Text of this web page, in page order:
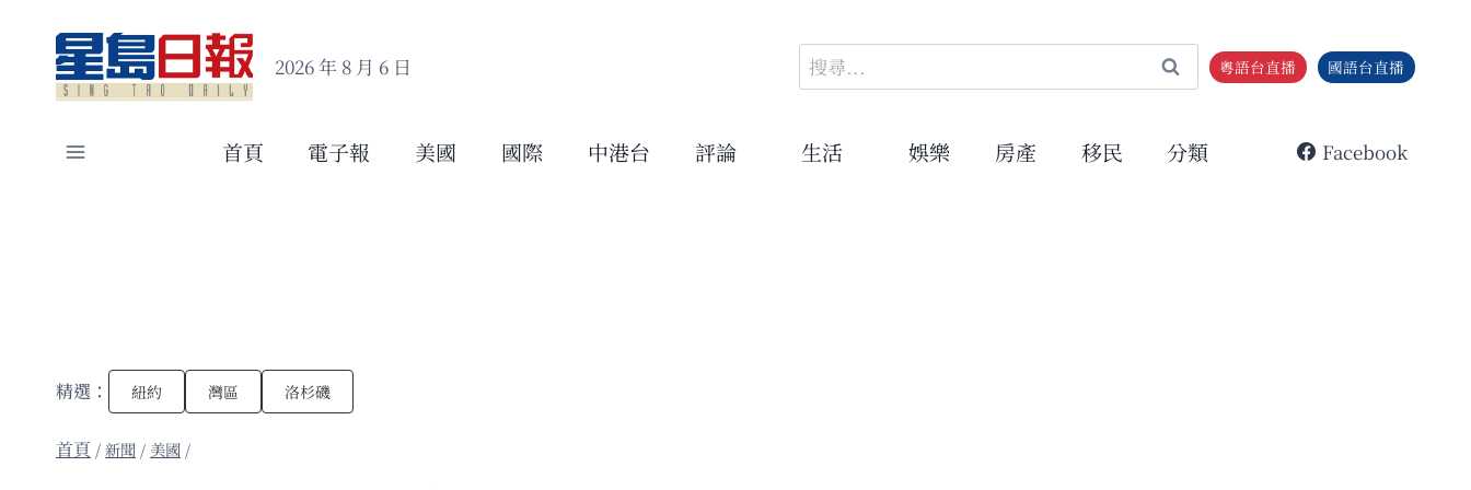
content
2026 年 8 月 6 日
搜
尋
鍵
粵語台直播 國語台直播
首頁 電子報 美國 國際 中港台 評論 生活 娛樂 房產 移民 分類 Facebook
精選： 紐約 灣區 洛杉磯
/新聞 / 美國 /